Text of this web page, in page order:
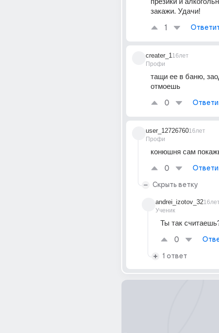
закажи. Удачи!
1
creater_1
Профи
16лет
тащи ее в баню,
отмоешь
0
user_12726760
Профи
16лет
конюшня сам
0
Скрыть ветку
andrei_izotov_32
Ученик
Ты так
0
1 ответ